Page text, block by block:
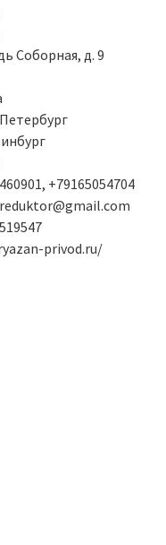
Соборная, д. 9
+79165054704
privod.ru/